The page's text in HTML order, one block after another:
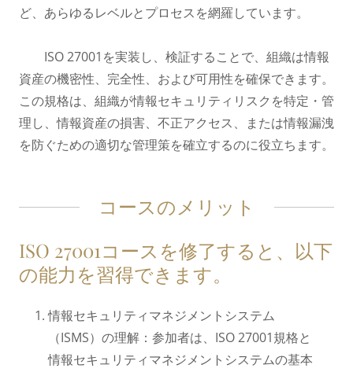
ど、あらゆるレベルとプロセスを網羅しています。
ISO 27001を実装し、検証することで、組織は情報
資産の機密性、完全性、および可用性を確保できます。
この規格は、組織が情報セキュリティリスクを特定・管
理し、情報資産の損害、不正アクセス、または情報漏洩
を防ぐための適切な管理策を確立するのに役立ちます。
コースのメリット
ISO 27001コースを修了すると、以下
の能力を習得できます。
情報セキュリティマネジメントシステム
（ISMS）の理解：参加者は、ISO 27001規格と
情報セキュリティマネジメントシステムの基本